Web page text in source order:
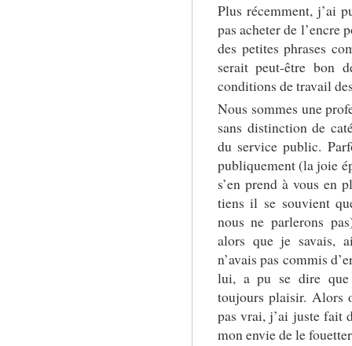
Plus récemment, j’ai
pas acheter de l’encre
des petites phrases
serait peut-être bon
conditions de travail
Nous sommes une
sans distinction de
du service public.
publiquement (la joie
s’en prend à vous en
tiens il se souvient
nous ne parlerons
alors que je savais,
n’avais pas commis
lui, a pu se dire que
toujours plaisir. Alors
pas vrai, j’ai juste fait
mon envie de le